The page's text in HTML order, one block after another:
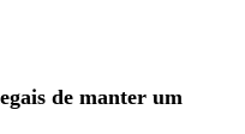
de manter um